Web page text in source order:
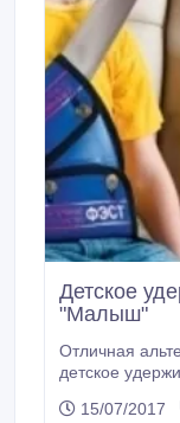
Детское
"Малыш"
Отличная
детское
а так же
15/07/2017